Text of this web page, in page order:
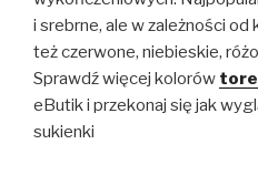
i srebrne, ale w zależności
też czerwone, niebieskie,
Sprawdź więcej kolorów
eButik i przekonaj się jak
sukienki